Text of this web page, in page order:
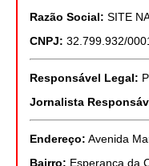
Razão Social: SITE
CNPJ: 32.799.932/
Responsável Legal:
Jornalista
Endereço: Avenida
Bairro: Esperança da